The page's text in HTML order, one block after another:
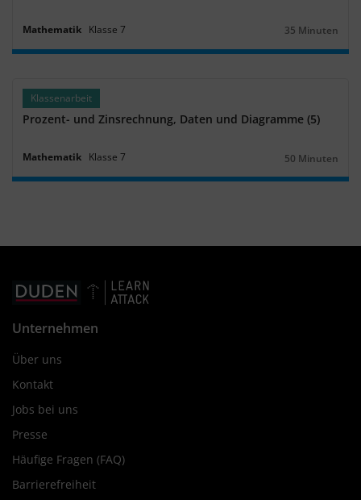
Mathematik Klasse 7
Dauer:
35 Minuten
Klassenarbeit
Prozent- und Zinsrechnung, Daten und Diagramme (5)
Mathematik Klasse 7
Dauer:
50 Minuten
Unternehmen
Über uns
Kontakt
Jobs bei uns
Presse
Häufige Fragen (FAQ)
Barrierefreiheit